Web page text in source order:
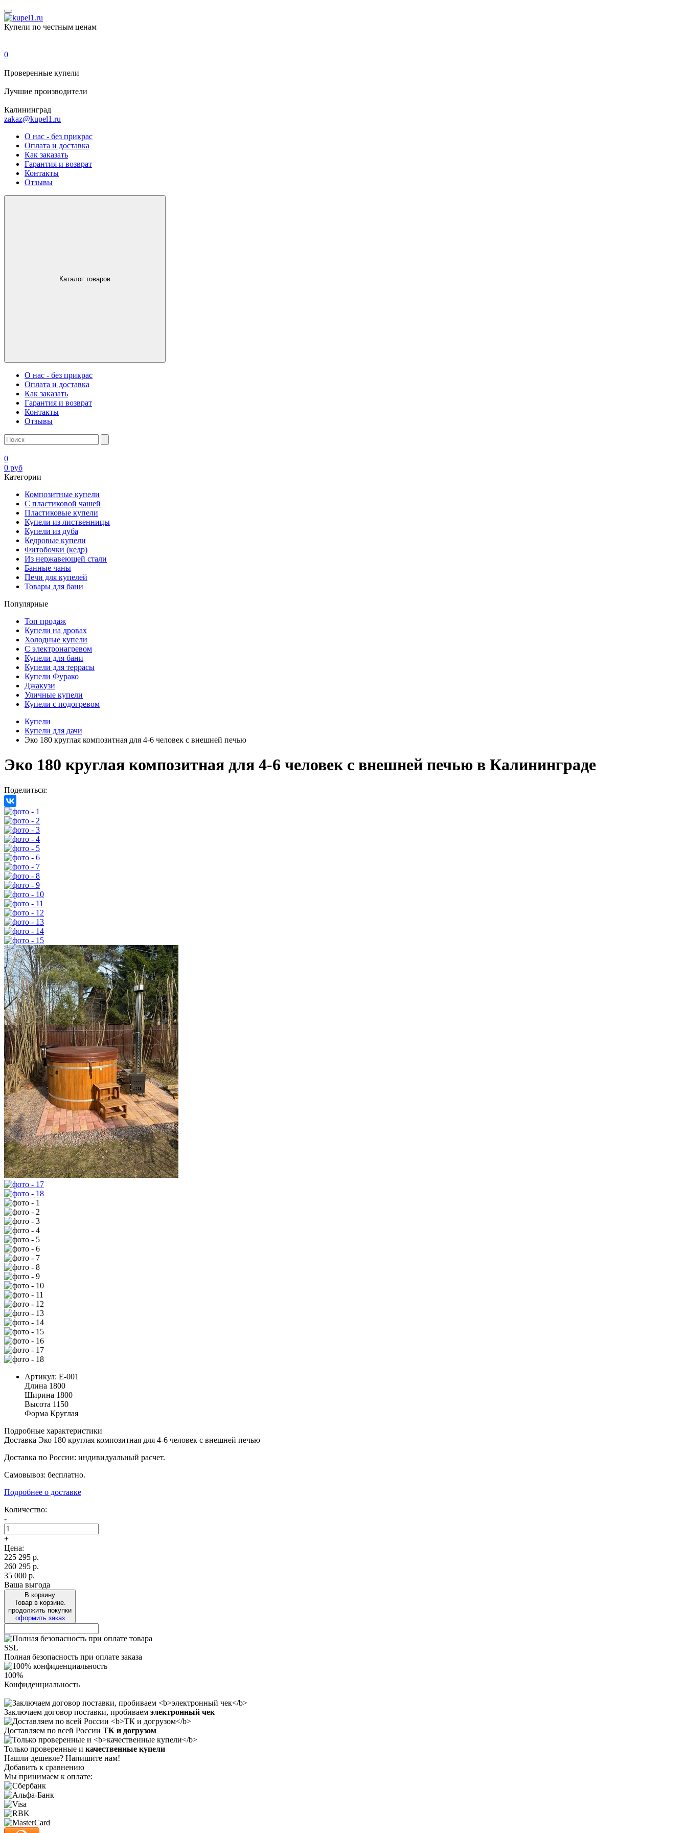
Купели по честным ценам
0
Проверенные купели
Лучшие производители
Калининград
zakaz@kupel1.ru
О нас - без прикрас
Оплата и доставка
Как заказать
Гарантия и возврат
Контакты
Отзывы
Каталог товаров
О нас - без прикрас
Оплата и доставка
Как заказать
Гарантия и возврат
Контакты
Отзывы
0
0 руб
Категории
Композитные купели
С пластиковой чашей
Пластиковые купели
Купели из лиственницы
Купели из дуба
Кедровые купели
Фитобочки (кедр)
Из нержавеющей стали
Банные чаны
Печи для купелей
Товары для бани
Популярные
Топ продаж
Купели на дровах
Холодные купели
С электронагревом
Купели для бани
Купели для террасы
Купели Фурако
Джакузи
Уличные купели
Купели с подогревом
Купели
Купели для дачи
Эко 180 круглая композитная для 4-6 человек с внешней печью
Эко 180 круглая композитная для 4-6 человек с внешней печью в Калининграде
Поделиться:
Артикул: E-001
Длина 1800
Ширина 1800
Высота 1150
Форма Круглая
Подробные характеристики
Доставка Эко 180 круглая композитная для 4-6 человек с внешней печью
Доставка по России: индивидуальный расчет.
Самовывоз: бесплатно.
Подробнее о доставке
Количество:
-
+
Цена:
225 295 р.
260 295 р.
35 000 р.
Ваша выгода
В корзину
Товар в корзине.
продолжить покупки
оформить заказ
SSL
Полная безопасность при оплате заказа
100%
Конфиденциальность
Заключаем договор поставки, пробиваем электронный чек
Доставляем по всей России ТК и догрузом
Только проверенные и качественные купели
Нашли дешевле? Напишите нам!
Добавить к сравнению
Мы принимаем к оплате: